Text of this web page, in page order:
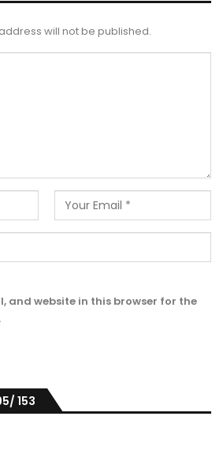
will not be published.
and website in this browser for the
153